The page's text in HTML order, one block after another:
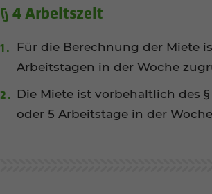
§ 4 Arbeitszeit
Für die Berechnung der Miete
Arbeitstagen in der Woche
Die Miete ist vorbehaltlich des
oder 5 Arbeitstage in der